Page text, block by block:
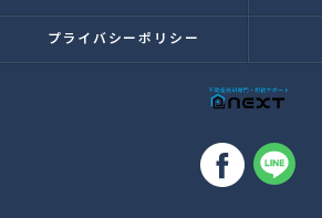
プライバシーポリシー